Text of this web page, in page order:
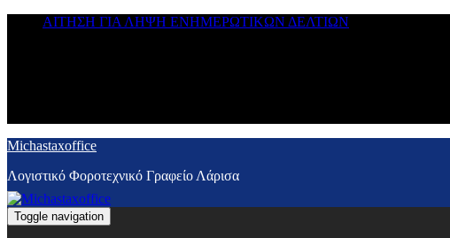
ΑΙΤΗΣΗ ΓΙΑ ΛΗΨΗ ΕΝΗΜΕΡΩΤΙΚΩΝ ΔΕΛΤΙΩΝ
Michastaxoffice
Λογιστικό Φοροτεχνικό Γραφείο Λάρισα
Toggle navigation